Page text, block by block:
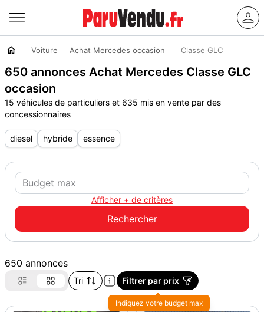
Voiture Achat Mercedes occasion Classe GLC
650 annonces Achat Mercedes Classe GLC
occasion
15 véhicules de particuliers et 635 mis en vente par des
concessionnaires
diesel hybride essence
Afficher + de critères
650 annonces
Tri Filtrer par prix
Indiquez votre budget max